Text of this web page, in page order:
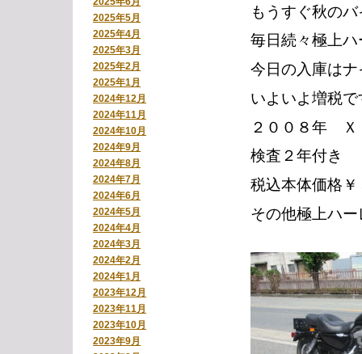
2025年5月
2025年4月
2025年3月
2025年2月
2025年1月
2024年12月
2024年11月
2024年10月
2024年9月
2024年8月
2024年7月
2024年6月
2024年5月
2024年4月
2024年3月
2024年2月
2024年1月
2023年12月
2023年11月
2023年10月
2023年9月
もうすぐ秋の
毎日続々極上
今日の入庫は
いよいよ増税
２００８年
検査２年付き
税込本体価格
その他極上ハ